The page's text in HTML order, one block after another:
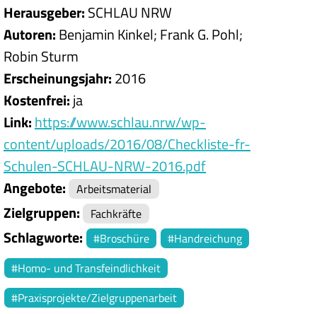
Herausgeber SCHLAU NRW
Autoren Benjamin Kinkel Frank G. Pohl
Robin Sturm
Erscheinungsjahr 2016
Kostenfrei ja
Link https://www.schlau.nrw/wp-
content/uploads/2016/08/Checkliste-fr-
Schulen-SCHLAU-NRW-2016.pdf
Angebote
Arbeitsmaterial
Zielgruppen Fachkräfte
Schlagworte Broschüre
Handreichung
Homo- und Transfeindlichkeit
Praxisprojekte/Zielgruppenarbeit